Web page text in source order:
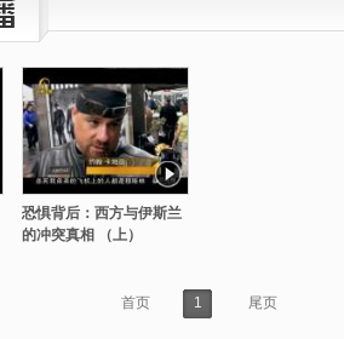
恐惧背后：西方与伊斯兰
的冲突真相 （上）
首页 1 尾页